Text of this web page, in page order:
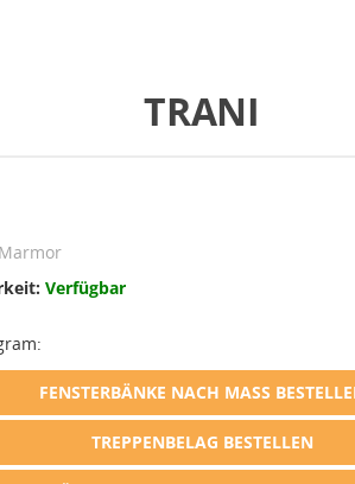
TRANI
Marmor
Verfügbar
FENSTERBÄNKE NACH MASS BESTELLEN
TREPPENBELAG BESTELLEN